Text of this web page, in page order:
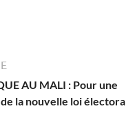
AU MALI : Pour une
la nouvelle loi